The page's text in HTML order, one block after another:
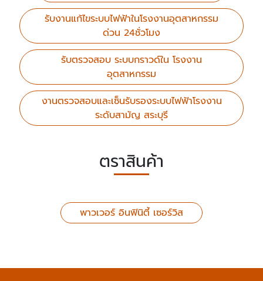
รับงานแก้ไขระบบไฟฟ้าในโรงงานอุตสาหกรรม
ด่วน 24ชั่วโมง
รับตรวจสอบ ระบบกราวด์ใน โรงงาน
อุตสาหกรรม
งานตรวจสอบและเซ็นรับรองระบบไฟฟ้าโรงงาน
ระดับสามัญ สระบุรี
ตราสินค้า
พาวเวอร์ อินฟินิตี้ เซอร์วิส